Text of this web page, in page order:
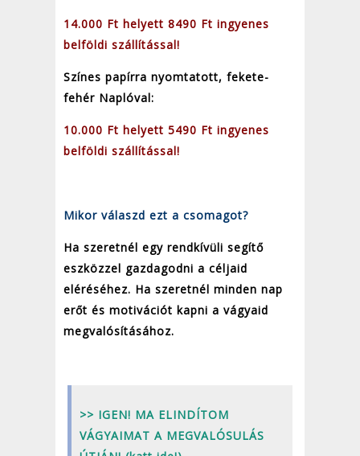
14.000 Ft helyett 8490 Ft ingyenes
belföldi szállítással!
Színes papírra nyomtatott, fekete-
fehér Naplóval:
10.000 Ft helyett 5490 Ft ingyenes
belföldi szállítással!
Mikor válaszd ezt a csomagot?
Ha szeretnél egy rendkívüli segítő
eszközzel gazdagodni a céljaid
eléréséhez. Ha szeretnél minden nap
erőt és motivációt kapni a vágyaid
megvalósításához.
>> IGEN! MA ELINDÍTOM
VÁGYAIMAT A MEGVALÓSULÁS